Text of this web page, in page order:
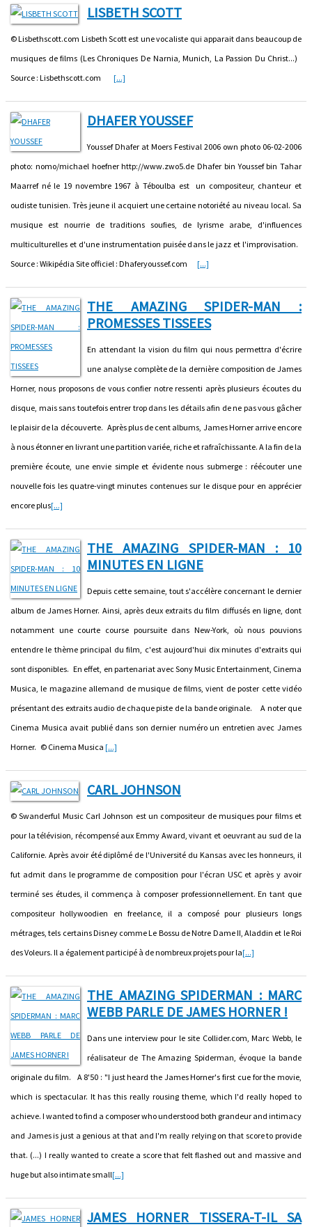
LISBETH SCOTT
© Lisbethscott.com Lisbeth Scott est une vocaliste qui apparait dans beaucoup de
musiques de films (Les Chroniques De Narnia, Munich, La Passion Du Christ...)
Source : Lisbethscott.com [...]
DHAFER YOUSSEF
Youssef Dhafer at Moers Festival 2006 own photo 06-02-2006
photo: nomo/michael hoefner http://www.zwo5.de Dhafer bin Youssef bin Tahar
Maarref né le 19 novembre 1967 à Téboulba est un compositeur, chanteur et
oudiste tunisien. Très jeune il acquiert une certaine notoriété au niveau local. Sa
musique est nourrie de traditions soufies, de lyrisme arabe, d'influences
multiculturelles et d'une instrumentation puisée dans le jazz et l'improvisation.
Source : Wikipédia Site officiel : Dhaferyoussef.com [...]
THE AMAZING SPIDER-MAN :
PROMESSES TISSEES
En attendant la vision du film qui nous permettra d'écrire
une analyse complète de la dernière composition de James
Horner, nous proposons de vous confier notre ressenti après plusieurs écoutes du
disque, mais sans toutefois entrer trop dans les détails afin de ne pas vous gâcher
le plaisir de la découverte. Après plus de cent albums, James Horner arrive encore
à nous étonner en livrant une partition variée, riche et rafraîchissante. A la fin de la
première écoute, une envie simple et évidente nous submerge : réécouter une
nouvelle fois les quatre-vingt minutes contenues sur le disque pour en apprécier
encore plus[...]
THE AMAZING SPIDER-MAN : 10
MINUTES EN LIGNE
Depuis cette semaine, tout s'accélère concernant le dernier
album de James Horner. Ainsi, après deux extraits du film diffusés en ligne, dont
notamment une courte course poursuite dans New-York, où nous pouvions
entendre le thème principal du film, c'est aujourd'hui dix minutes d'extraits qui
sont disponibles. En effet, en partenariat avec Sony Music Entertainment, Cinema
Musica, le magazine allemand de musique de films, vient de poster cette vidéo
présentant des extraits audio de chaque piste de la bande originale. A noter que
Cinema Musica avait publié dans son dernier numéro un entretien avec James
Horner. © Cinema Musica [...]
CARL JOHNSON
© Swanderful Music Carl Johnson est un compositeur de musiques pour films et
pour la télévision, récompensé aux Emmy Award, vivant et oeuvrant au sud de la
Californie. Après avoir été diplômé de l'Université du Kansas avec les honneurs, il
fut admit dans le programme de composition pour l'écran USC et après y avoir
terminé ses études, il commença à composer professionnellement. En tant que
compositeur hollywoodien en freelance, il a composé pour plusieurs longs
métrages, tels certains Disney comme Le Bossu de Notre Dame II, Aladdin et le Roi
des Voleurs. Il a également participé à de nombreux projets pour la[...]
THE AMAZING SPIDERMAN : MARC
WEBB PARLE DE JAMES HORNER !
Dans une interview pour le site Collider.com, Marc Webb, le
réalisateur de The Amazing Spiderman, évoque la bande
originale du film. A 8'50 : "I just heard the James Horner's first cue for the movie,
which is spectacular. It has this really rousing theme, which I'd really hoped to
achieve. I wanted to find a composer who understood both grandeur and intimacy
and James is just a genious at that and I'm really relying on that score to provide
that. (...) I really wanted to create a score that felt flashed out and massive and
huge but also intimate small[...]
JAMES HORNER TISSERA-T-IL SA